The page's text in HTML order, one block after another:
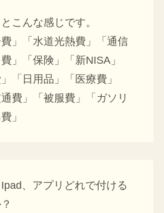
こんな感じです。
」「水道光熱費」「通信
」「保険」「新NISA」
「日用品」「医療費」
通費」「被服費」「ガソリ
」
、アプリどれで付ける